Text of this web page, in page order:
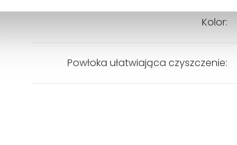
Kolor:
Powłoka ułatwiająca czyszczenie: